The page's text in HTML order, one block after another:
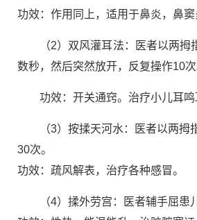
功效：作用同上，适用于鼻炎，鼻窦
（2）双风灌耳法：医者以两
数秒，然后突然放开，反复操作10次
功效：开关通窍。治疗小儿耳
（3）按揉天河水：医者以两
30次。
功效：疏风解表，治疗各种感冒。
（4）揉外劳宫：医者辅手屈